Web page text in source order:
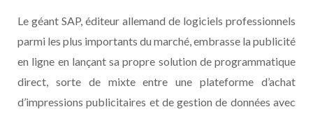
Le géant SAP, éditeur allemand de logiciels professionnels
parmi les plus importants du marché, embrasse la publicité
en ligne en lançant sa propre solution de programmatique
direct, sorte de mixte entre une plateforme d’achat
d’impressions publicitaires et de gestion de données avec